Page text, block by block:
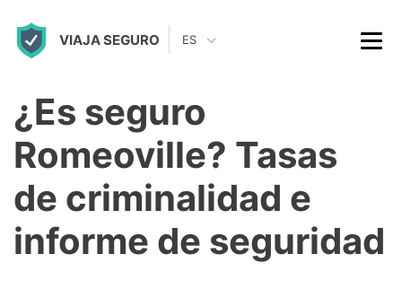
VIAJA SEGURO ES
¿Es seguro
Romeoville? Tasas
de criminalidad e
informe de seguridad